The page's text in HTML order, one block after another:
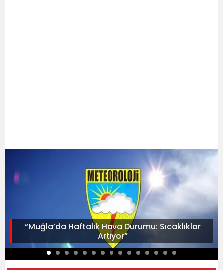
“Muğla’da Haftalık Hava Durumu: Sıcaklıklar
Artıyor”